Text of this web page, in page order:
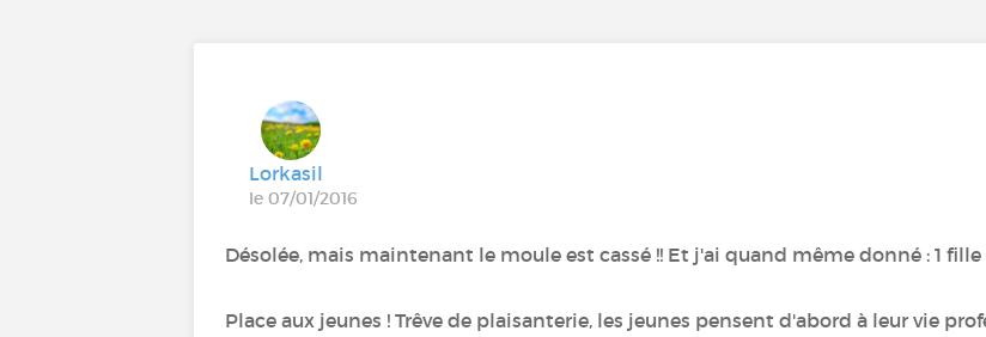
Lorkasil
le 07/01/2016
Désolée, mais maintenant le moule est cassé !! Et j'ai quand même donné : 1
Place aux jeunes ! Trêve de plaisanterie, les jeunes pensent d'abord à leur vie